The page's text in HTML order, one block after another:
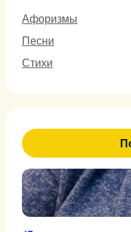
Афоризмы
Песни
Стихи